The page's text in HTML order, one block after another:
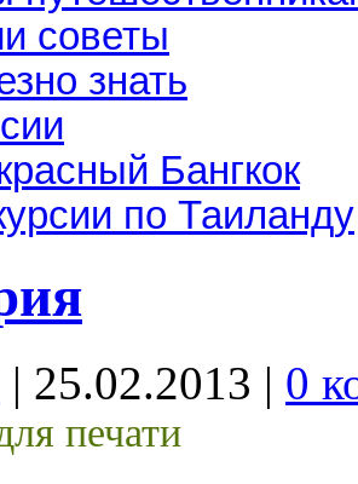
советы
знать
Бангкок
по Таиланду
| 25.02.2013 | 0
печати